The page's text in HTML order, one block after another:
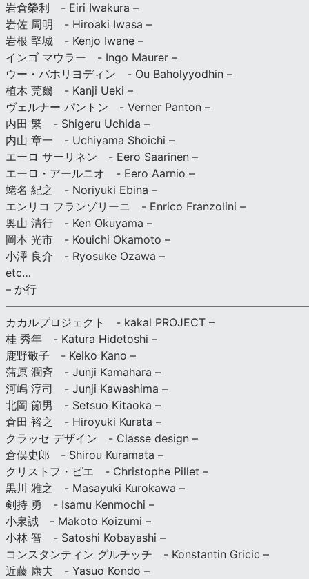
岩倉榮利 - Eiri Iwakura –
岩佐 周明 - Hiroaki Iwasa –
岩根 堅城 - Kenjo Iwane –
インゴ マウラー - Ingo Maurer –
ウー・バホリヨディン - Ou Baholyyodhin –
植木 莞爾 - Kanji Ueki –
ヴェルナー パントン - Verner Panton –
内田 繁 - Shigeru Uchida –
内山 章一 - Uchiyama Shoichi –
エーロ サーリネン - Eero Saarinen –
エーロ・アールニオ - Eero Aarnio –
蛯名 紀之 - Noriyuki Ebina –
エンリコ フランゾリーニ - Enrico Franzolini –
奥山 清行 - Ken Okuyama –
岡本 光市 - Kouichi Okamoto –
小澤 良介 - Ryosuke Ozawa –
etc…
– か行
カカルプロジェクト - kakal PROJECT –
桂 秀年 - Katura Hidetoshi –
鹿野敬子 - Keiko Kano –
蒲原 潤斉 - Junji Kamahara –
河嶋 淳司 - Junji Kawashima –
北岡 節男 - Setsuo Kitaoka –
倉田 裕之 - Hiroyuki Kurata –
クラッセ デザイン - Classe design –
倉俣史郎 - Shirou Kuramata –
クリストフ・ピエ - Christophe Pillet –
黒川 雅之 - Masayuki Kurokawa –
剣持 勇 - Isamu Kenmochi –
小泉誠 - Makoto Koizumi –
小林 智 - Satoshi Kobayashi –
コンスタンティン グルチッチ - Konstantin Gricic –
近藤 康夫 - Yasuo Kondo –